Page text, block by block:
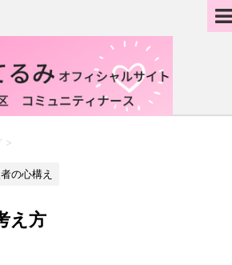
>
の心構え
え方